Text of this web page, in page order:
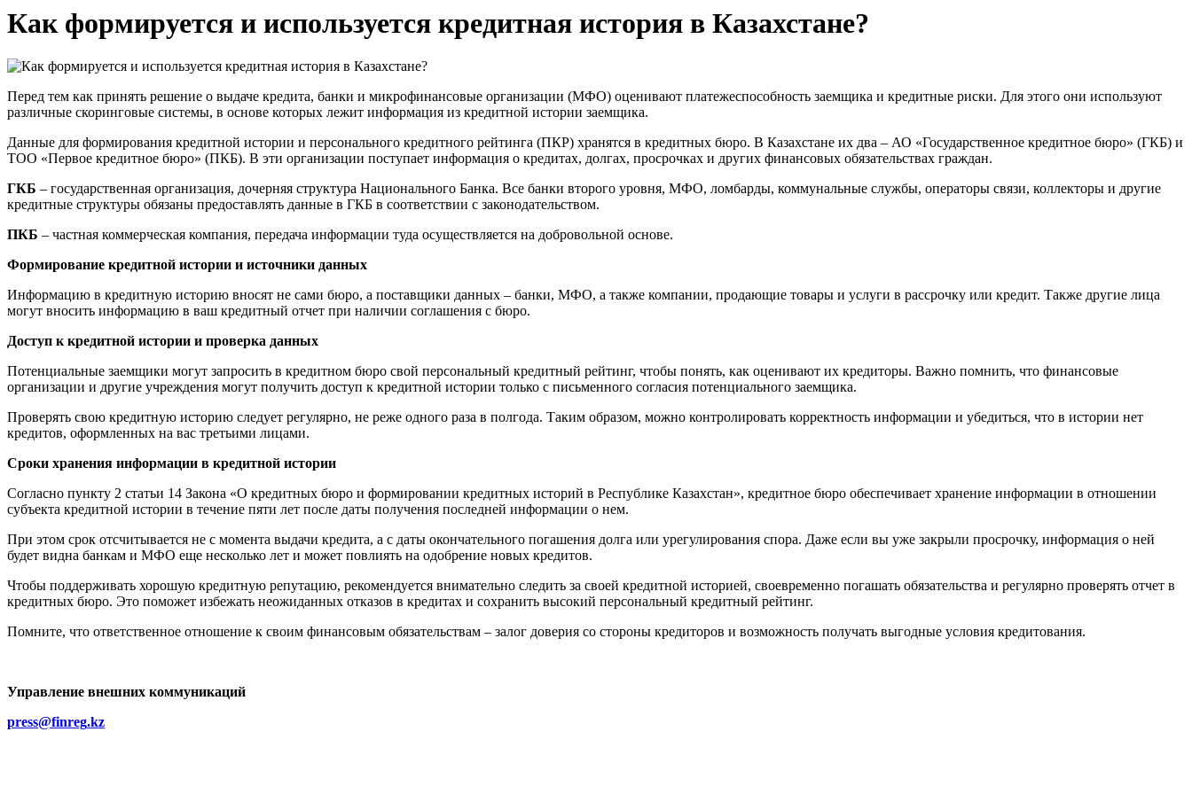
Как формируется и используется кредитная история в Казахстане?
Перед тем как принять решение о выдаче кредита, банки и микрофинансовые организации (МФО) оценивают платежеспособность заемщика и кредитные риски. Для этого они используют
различные скоринговые системы, в основе которых лежит информация из кредитной истории заемщика.
Данные для формирования кредитной истории и персонального кредитного рейтинга (ПКР) хранятся в кредитных бюро. В Казахстане их два – АО «Государственное кредитное бюро» (ГКБ) и
ТОО «Первое кредитное бюро» (ПКБ). В эти организации поступает информация о кредитах, долгах, просрочках и других финансовых обязательствах граждан.
ГКБ – государственная организация, дочерняя структура Национального Банка. Все банки второго уровня, МФО, ломбарды, коммунальные службы, операторы связи, коллекторы и другие
кредитные структуры обязаны предоставлять данные в ГКБ в соответствии с законодательством.
ПКБ – частная коммерческая компания, передача информации туда осуществляется на добровольной основе.
Формирование кредитной истории и источники данных
Информацию в кредитную историю вносят не сами бюро, а поставщики данных – банки, МФО, а также компании, продающие товары и услуги в рассрочку или кредит. Также другие лица
могут вносить информацию в ваш кредитный отчет при наличии соглашения с бюро.
Доступ к кредитной истории и проверка данных
Потенциальные заемщики могут запросить в кредитном бюро свой персональный кредитный рейтинг, чтобы понять, как оценивают их кредиторы. Важно помнить, что финансовые
организации и другие учреждения могут получить доступ к кредитной истории только с письменного согласия потенциального заемщика.
Проверять свою кредитную историю следует регулярно, не реже одного раза в полгода. Таким образом, можно контролировать корректность информации и убедиться, что в истории нет
кредитов, оформленных на вас третьими лицами.
Сроки хранения информации в кредитной истории
Согласно пункту 2 статьи 14 Закона «О кредитных бюро и формировании кредитных историй в Республике Казахстан», кредитное бюро обеспечивает хранение информации в отношении
субъекта кредитной истории в течение пяти лет после даты получения последней информации о нем.
При этом срок отсчитывается не с момента выдачи кредита, а с даты окончательного погашения долга или урегулирования спора. Даже если вы уже закрыли просрочку, информация о ней
будет видна банкам и МФО еще несколько лет и может повлиять на одобрение новых кредитов.
Чтобы поддерживать хорошую кредитную репутацию, рекомендуется внимательно следить за своей кредитной историей, своевременно погашать обязательства и регулярно проверять отчет в
кредитных бюро. Это поможет избежать неожиданных отказов в кредитах и сохранить высокий персональный кредитный рейтинг.
Помните, что ответственное отношение к своим финансовым обязательствам – залог доверия со стороны кредиторов и возможность получать выгодные условия кредитования.
Управление внешних коммуникаций
press@finreg.kz